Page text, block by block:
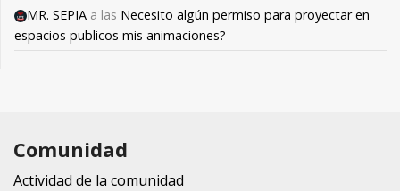
MR. SEPIA a las Necesito algún permiso para proyectar en
espacios publicos mis animaciones?
Comunidad
Actividad de la comunidad